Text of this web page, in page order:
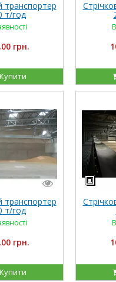
транспортер
т/год
грн.
Купити
транспортер
т/год
грн.
Купити